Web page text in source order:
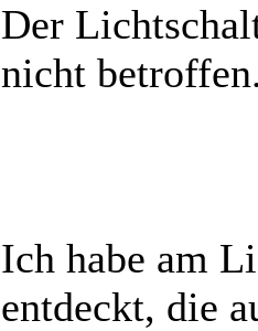
Der
nicht
Ich habe am
entdeckt, die